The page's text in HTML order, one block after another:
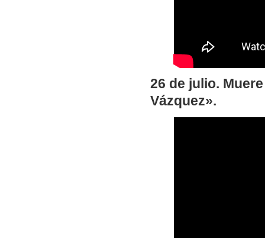
26 de julio.
Vázquez».